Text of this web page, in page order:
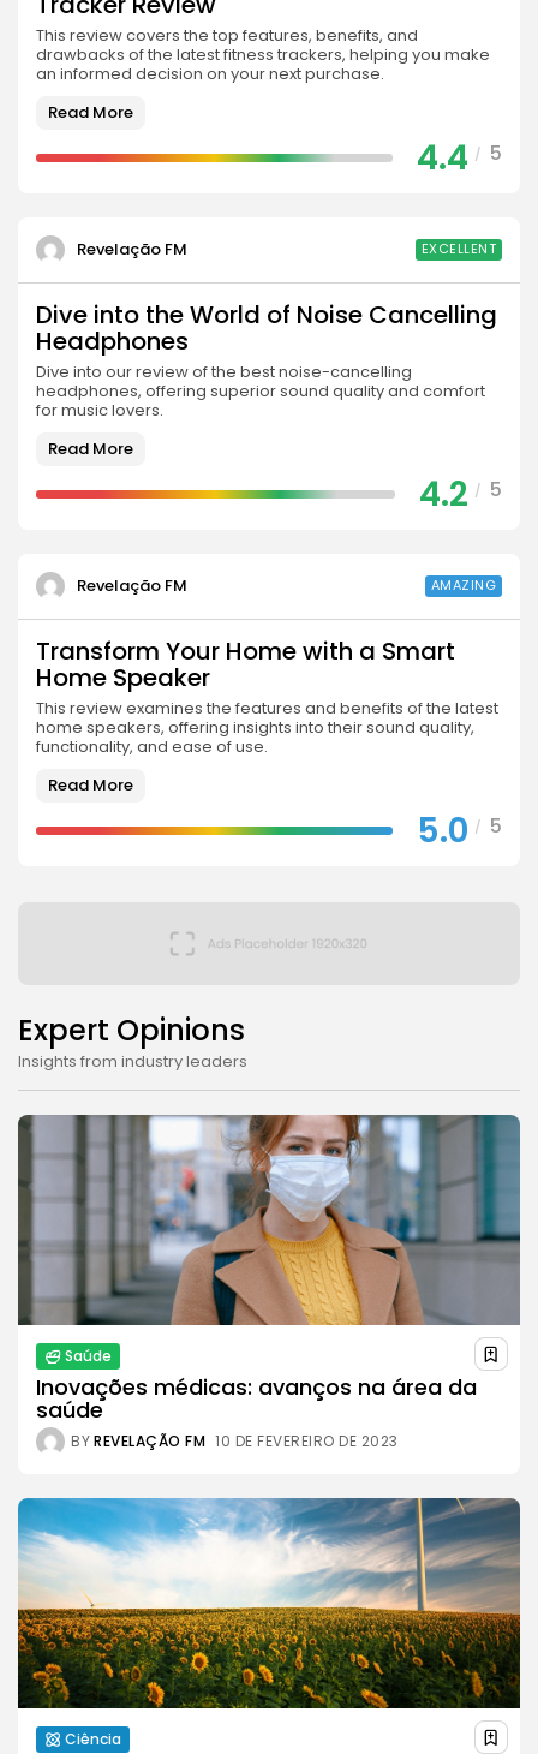
Saúde
Os consideráveis benefícios para a saúde de
mudar para uma...
BYREVELAÇÃO FM 5 DE JULHO DE 2022
This review covers the top features, benefits, and
drawbacks of the latest fitness trackers, helping you make
an informed decision on your next purchase.
Read More
4.4 / 5
Revelação FM EXCELLENT
Dive into the World of Noise Cancelling
Headphones
Dive into our review of the best noise-cancelling
headphones, offering superior sound quality and comfort
for music lovers.
Read More
4.2 / 5
Revelação FM AMAZING
Transform Your Home with a Smart
Home Speaker
This review examines the features and benefits of the latest
home speakers, offering insights into their sound quality,
functionality, and ease of use.
Read More
5.0 / 5
Expert Opinions
Insights from industry leaders
Saúde
Inovações médicas: avanços na área da
saúde
BYREVELAÇÃO FM 10 DE FEVEREIRO DE 2023
Ciência